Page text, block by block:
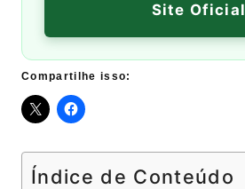
Site Oficial
Compartilhe isso:
Índice de Conteúdo